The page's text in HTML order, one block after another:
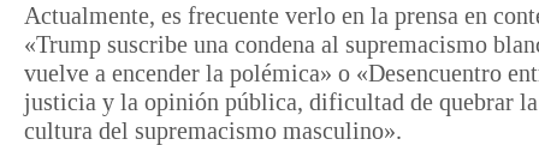
Actualmente, es frecuente verlo en la prensa en
«Trump suscribe una condena al supremacismo
vuelve a encender la polémica» o «Desencuentro
justicia y la opinión pública, dificultad de quebrar
cultura del supremacismo masculino».